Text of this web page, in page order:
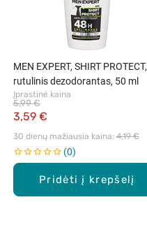
Pridėti į krepšelį
MEN EXPERT, SHIRT PROTECT,
rutulinis dezodorantas, 50 ml
Įprastinė kaina
3,59 €
5,99 €
30 dienų mažiausia kaina: 4,19 €
0